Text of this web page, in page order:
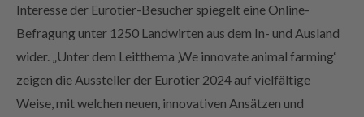
Interesse der Eurotier-Besucher spiegelt eine Online-
Befragung unter 1250 Landwirten aus dem In- und Ausland
wider. „Unter dem Leitthema ‚We innovate animal farming‘
zeigen die Aussteller der Eurotier 2024 auf vielfältige
Weise, mit welchen neuen, innovativen Ansätzen und